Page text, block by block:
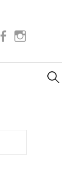
Facebook
Suchen
nach: